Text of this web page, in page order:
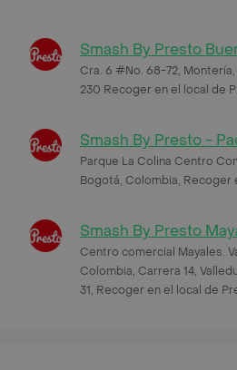
Smash By Presto
Cra. 6 #No. 68-72,
230 Recoger en el local de
Smash By Presto -
Parque La Colina Centro
Bogotá, Colombia, Recoger
Smash By Presto
Centro comercial Mayales.
Colombia, Carrera 14,
31, Recoger en el local de